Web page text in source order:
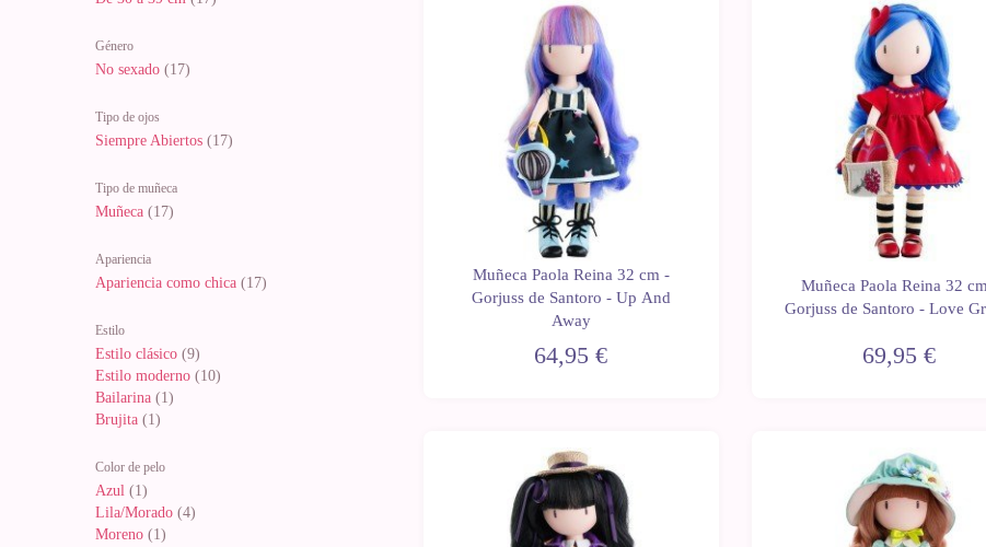
Género
No sexado (17)
Tipo de ojos
Siempre Abiertos (17)
Tipo de muñeca
Muñeca (17)
Apariencia
Apariencia como chica (17)
Estilo
Estilo clásico (9)
Estilo moderno (10)
Bailarina (1)
Brujita (1)
Color de pelo
Azul (1)
Lila/Morado (4)
Moreno (1)
Muñeca Paola Reina 32 cm -
Gorjuss de Santoro - Up And
Away
64,95 €
Muñeca Paola Reina 32
Gorjuss de Santoro - Love
69,95 €